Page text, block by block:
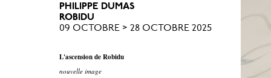
PHILIPPE DUMAS
ROBIDU
09 OCTOBRE > 28 OCTOBRE 2025
L'ascension de Robidu
nouvelle image